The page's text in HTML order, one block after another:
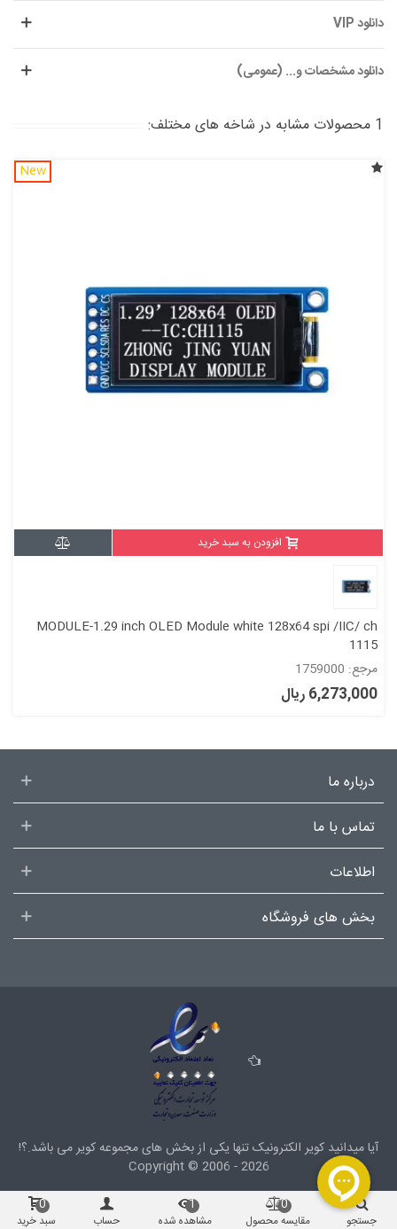
دانلود VIP
دانلود مشخصات و... (عمومی)
1 محصولات مشابه در شاخه های مختلف:
New
افزودن به سبد خرید
MODULE-1.29 inch OLED Module white 128x64 spi /IIC/ ch
1115
مرجع: 1759000
6,273,000 ریال
درباره ما
تماس با ما
اطلاعات
بخش های فروشگاه
آیا میدانید کویر الکترونیک تنها یکی از بخش هایمجموعه کویرمی باشد.؟!
Copyright © 2006 - 2026
جستجو مقایسه محصول
0
مشاهده شده
1
حساب سبد خرید
0